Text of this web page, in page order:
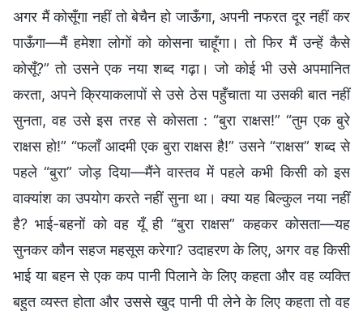
अगर मैं कोसूँगा नहीं तो बेचैन हो जाऊँगा, अपनी नफरत दूर नहीं कर
पाऊँगा—मैं हमेशा लोगों को कोसना चाहूँगा। तो फिर मैं उन्हें कैसे
कोसूँ?” तो उसने एक नया शब्द गढ़ा। जो कोई भी उसे अपमानित
करता, अपने क्रियाकलापों से उसे ठेस पहुँचाता या उसकी बात नहीं
सुनता, वह उसे इस तरह से कोसता : “बुरा राक्षस!” “तुम एक बुरे
राक्षस हो!” “फलाँ आदमी एक बुरा राक्षस है!” उसने “राक्षस” शब्द से
पहले “बुरा” जोड़ दिया—मैंने वास्तव में पहले कभी किसी को इस
वाक्यांश का उपयोग करते नहीं सुना था। क्या यह बिल्कुल नया नहीं
है? भाई-बहनों को वह यूँ ही “बुरा राक्षस” कहकर कोसता—यह
सुनकर कौन सहज महसूस करेगा? उदाहरण के लिए, अगर वह किसी
भाई या बहन से एक कप पानी पिलाने के लिए कहता और वह व्यक्ति
बहुत व्यस्त होता और उससे खुद पानी पी लेने के लिए कहता तो वह